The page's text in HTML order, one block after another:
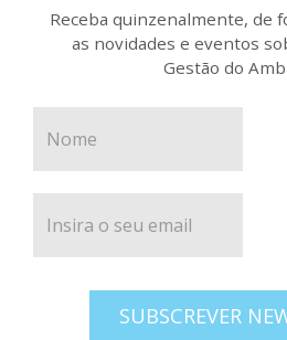
Receba quinzenalmente, de
as novidades e eventos
Gestão do
SUBSCREVER